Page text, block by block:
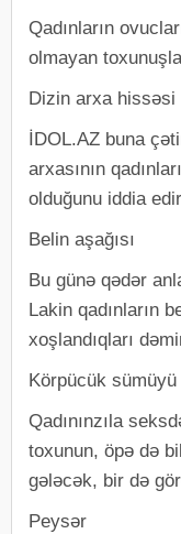
Qadınların
olmayan
Dizin arxa hissəsi
İDOL.AZ buna
arxasının
olduğunu iddia
Belin aşağısı
Bu günə qədər
Lakin qadınların
xoşlandıqları
Körpücük sümüyü
Qadınınzıla
toxunun, öpə də
gələcək, bir də
Peysər